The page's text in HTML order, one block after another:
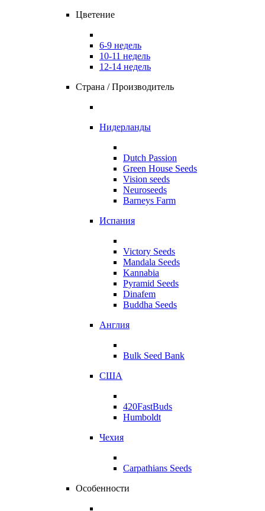
Цветение
6-9 недель
10-11 недель
12-14 недель
Страна / Производитель
Нидерланды
Dutch Passion
Green House Seeds
Vision seeds
Neuroseeds
Barneys Farm
Испания
Victory Seeds
Mandala Seeds
Kannabia
Pyramid Seeds
Dinafem
Buddha Seeds
Англия
Bulk Seed Bank
США
420FastBuds
Humboldt
Чехия
Carpathians Seeds
Особенности